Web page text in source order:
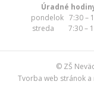
Úradné
pondelok 7:30 –
streda 7:30 –
© ZŠ
Tvorba web stránoka